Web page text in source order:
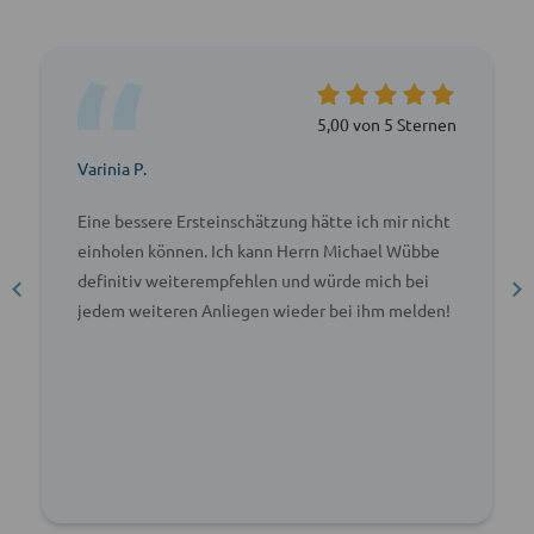
5,00 von 5 Sternen
Varinia P.
Eine bessere Ersteinschätzung hätte ich mir nicht
einholen können. Ich kann Herrn Michael Wübbe
definitiv weiterempfehlen und würde mich bei
jedem weiteren Anliegen wieder bei ihm melden!